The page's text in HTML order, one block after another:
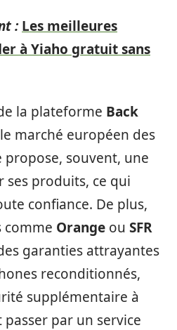
: Les meilleures
à Yiaho gratuit sans
la plateforme Back
marché européen des
propose, souvent, une
ses produits, ce qui
confiance. De plus,
comme Orange ou SFR
garanties attrayantes
reconditionnés,
supplémentaire à
par un service